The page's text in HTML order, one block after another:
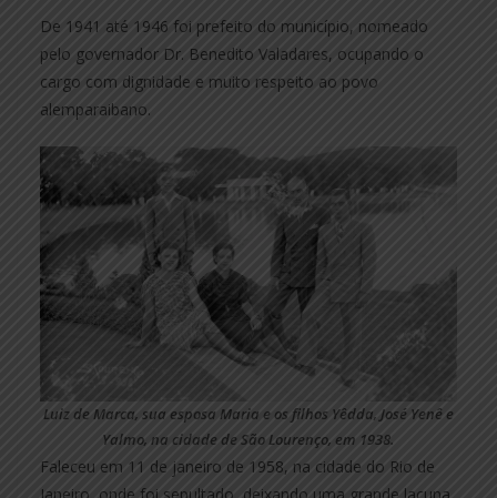
De 1941 até 1946 foi prefeito do município, nomeado
pelo governador Dr. Benedito Valadares, ocupando o
cargo com dignidade e muito respeito ao povo
alemparaibano.
Luiz de Marca, sua esposa Maria e os filhos Yêdda, José Yenê e
Yalmo, na cidade de São Lourenço, em 1938.
Faleceu em 11 de janeiro de 1958, na cidade do Rio de